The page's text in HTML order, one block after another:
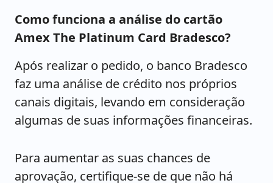
Como funciona a análise do cartão
Amex The Platinum Card Bradesco?
Após realizar o pedido, o banco Bradesco
faz uma análise de crédito nos próprios
canais digitais, levando em consideração
algumas de suas informações financeiras.
Para aumentar as suas chances de
aprovação, certifique-se de que não há